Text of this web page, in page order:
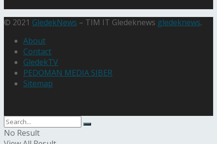
© 2021 GledekNews – TIM IT Gledeknews gledeknews.
About
Contact
GledekTV
PEDOMAN MEDIA SIBER
Sitemap
No Result